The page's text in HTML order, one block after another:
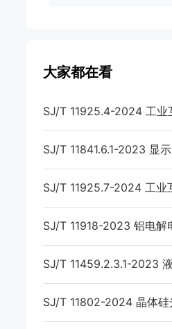
大家都在看
SJ/T 11925.4-2024 工业
SJ/T 11841.6.1-2023 显
SJ/T 11925.7-2024 工业
SJ/T 11918-2023 铝电解
SJ/T 11459.2.3.1-2023
SJ/T 11802-2024 晶体硅